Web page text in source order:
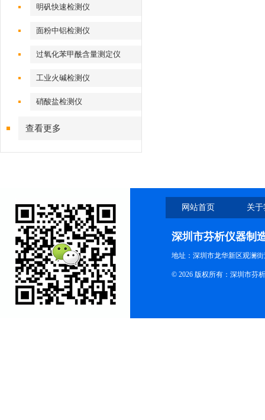
明矾快速检测仪
面粉中铝检测仪
过氧化苯甲酰含量测定仪
工业火碱检测仪
硝酸盐检测仪
查看更多
网站首页 关
深圳市芬析仪器制
地址：深圳市龙华新区观澜
© 2026 版权所有：深圳市芬